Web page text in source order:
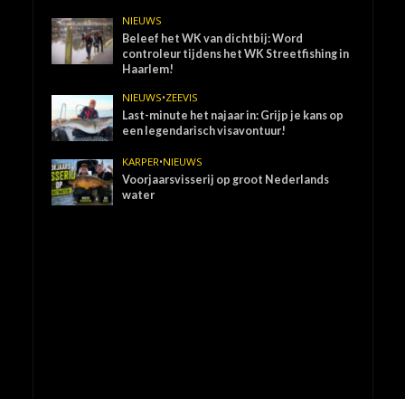
NIEUWS
Beleef het WK van dichtbij: Word
controleur tijdens het WK Streetfishing in
Haarlem!
NIEUWS•ZEEVIS
Last-minute het najaar in: Grijp je kans op
een legendarisch visavontuur!
KARPER•NIEUWS
Voorjaarsvisserij op groot Nederlands
water